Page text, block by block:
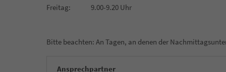
Freitag:
9.00-9.20 Uhr
Bitte beachten: An Tagen, an denen der
Ansprechpartner